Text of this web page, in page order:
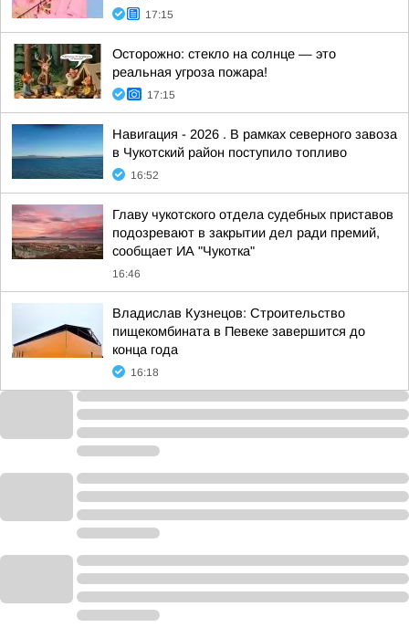
17:15
Осторожно: стекло на солнце — это
реальная угроза пожара!
17:15
Навигация - 2026 . В рамках северного завоза
в Чукотский район поступило топливо
16:52
Главу чукотского отдела судебных приставов
подозревают в закрытии дел ради премий,
сообщает ИА "Чукотка"
16:46
Владислав Кузнецов: Строительство
пищекомбината в Певеке завершится до
конца года
16:18